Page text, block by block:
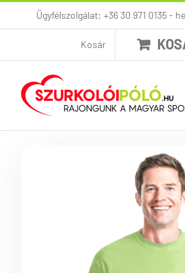
KihagyásÜgyfélszolgálat: +36 30 971 0135 -
Kosár